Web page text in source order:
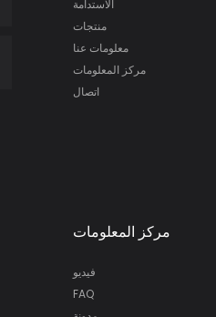
الاستدامة
منتجات
معلومات عنا
مركز المعلومات
اتصال
مركز المعلومات
فيديو
FAQ